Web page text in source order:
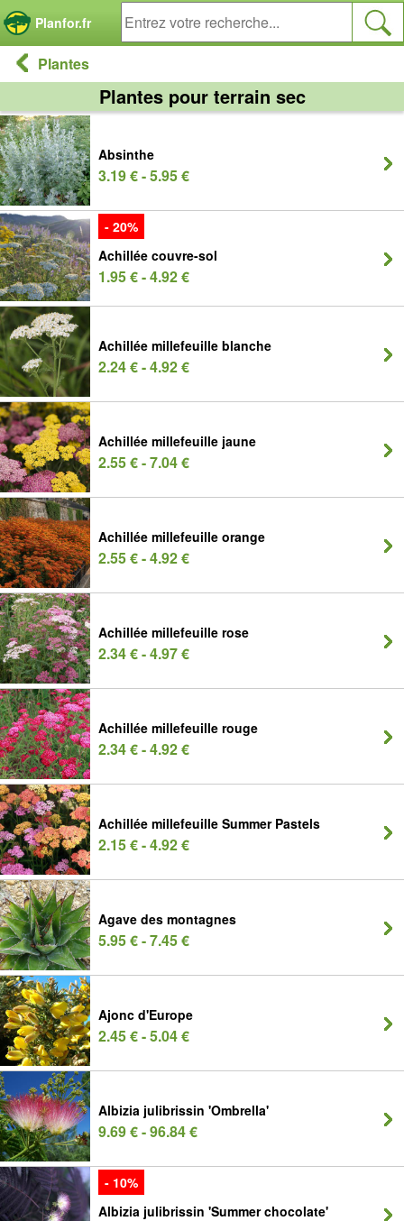
Planfor.fr
Plantes
Plantes pour terrain sec
Absinthe
3.19 € - 5.95 €
- 20%
Achillée couvre-sol
1.95 € - 4.92 €
Achillée millefeuille blanche
2.24 € - 4.92 €
Achillée millefeuille jaune
2.55 € - 7.04 €
Achillée millefeuille orange
2.55 € - 4.92 €
Achillée millefeuille rose
2.34 € - 4.97 €
Achillée millefeuille rouge
2.34 € - 4.92 €
Achillée millefeuille Summer Pastels
2.15 € - 4.92 €
Agave des montagnes
5.95 € - 7.45 €
Ajonc d'Europe
2.45 € - 5.04 €
Albizia julibrissin 'Ombrella'
9.69 € - 96.84 €
- 10%
Albizia julibrissin 'Summer chocolate'
Panneau de gestion des cookies